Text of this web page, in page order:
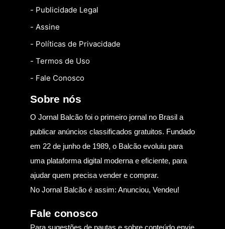
- Publicidade Legal
- Assine
- Políticas de Privacidade
- Termos de Uso
- Fale Conosco
Sobre nós
O Jornal Balcão foi o primeiro jornal no Brasil a
publicar anúncios classificados gratuitos. Fundado
em 22 de junho de 1989, o Balcão evoluiu para
uma plataforma digital moderna e eficiente, para
ajudar quem precisa vender e comprar.
No Jornal Balcão é assim: Anunciou, Vendeu!
Fale conosco
Para sugestões de pautas e sobre conteúdo envie